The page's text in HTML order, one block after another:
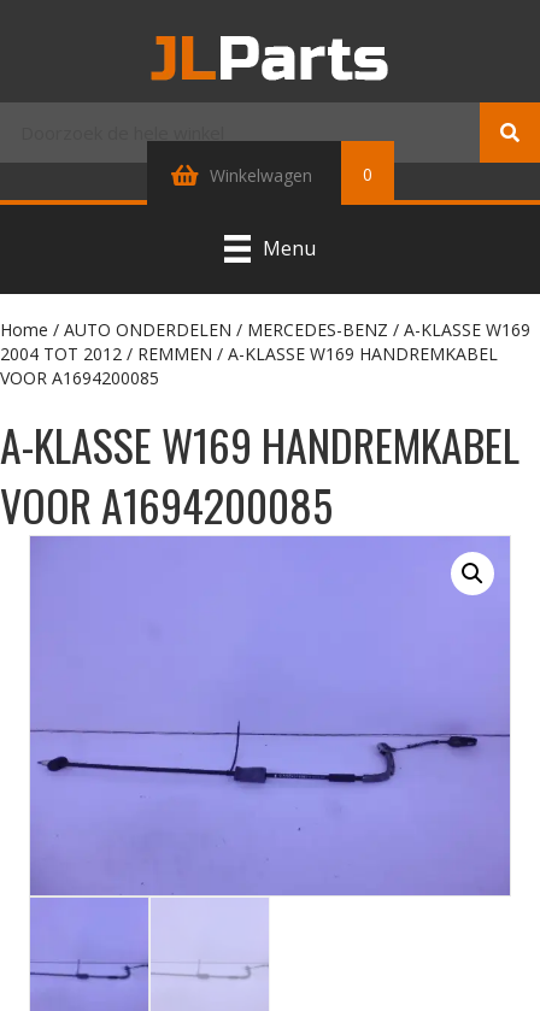
Winkelwagen 0
Menu
Home / AUTO ONDERDELEN / MERCEDES-BENZ / A-KLASSE W169
2004 TOT 2012 / REMMEN / A-KLASSE W169 HANDREMKABEL
VOOR A1694200085
A-KLASSE W169 HANDREMKABEL
VOOR A1694200085